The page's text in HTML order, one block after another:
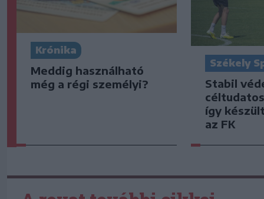
Krónika
Meddig használható
még a régi személyi?
Székely
Stabil
így
az FK